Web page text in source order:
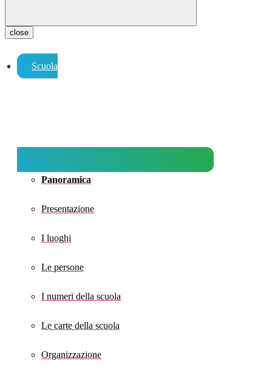
close
Scuola
Panoramica
Presentazione
I luoghi
Le persone
I numeri della scuola
Le carte della scuola
Organizzazione